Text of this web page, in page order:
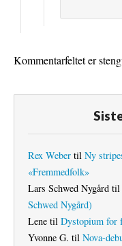
Kommentarfeltet er
Rex Weber til Ny
«Fremmedfolk»
Lars Schwed Nygård til
Schwed Nygård)
Lene til Dystopium for
Yvonne G. til Nova-